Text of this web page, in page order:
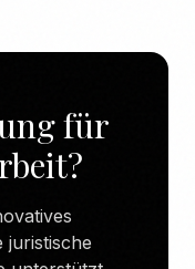
für
juristische